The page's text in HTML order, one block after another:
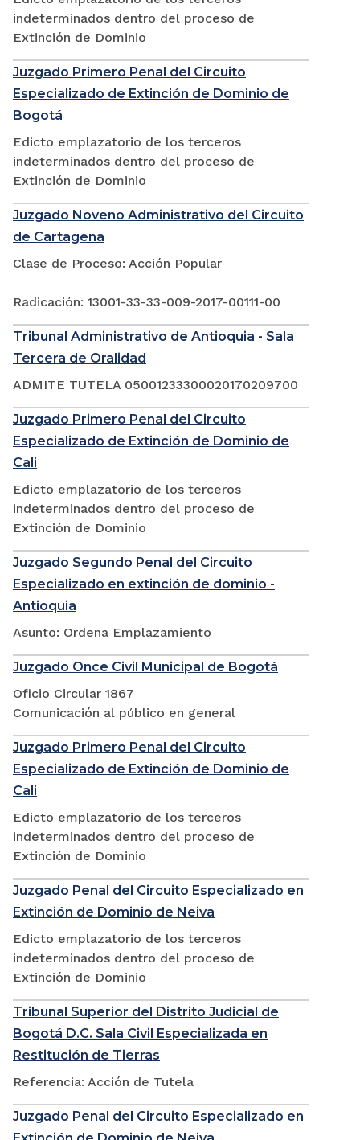
indeterminados dentro del proceso de
Extinción de Dominio
Juzgado Primero Penal del Circuito
Especializado de Extinción de Dominio de
Bogotá
Edicto emplazatorio de los terceros
indeterminados dentro del proceso de
Extinción de Dominio
Juzgado Noveno Administrativo del Circuito
de Cartagena
Clase de Proceso: Acción Popular
Radicación: 13001-33-33-009-2017-00111-00
Tribunal Administrativo de Antioquia - Sala
Tercera de Oralidad
ADMITE TUTELA 05001233300020170209700
Juzgado Primero Penal del Circuito
Especializado de Extinción de Dominio de
Cali
Edicto emplazatorio de los terceros
indeterminados dentro del proceso de
Extinción de Dominio
Juzgado Segundo Penal del Circuito
Especializado en extinción de dominio -
Antioquia
Asunto: Ordena Emplazamiento
Juzgado Once Civil Municipal de Bogotá
Oficio Circular 1867
Comunicación al público en general
Juzgado Primero Penal del Circuito
Especializado de Extinción de Dominio de
Cali
Edicto emplazatorio de los terceros
indeterminados dentro del proceso de
Extinción de Dominio
Juzgado Penal del Circuito Especializado en
Extinción de Dominio de Neiva
Edicto emplazatorio de los terceros
indeterminados dentro del proceso de
Extinción de Dominio
Tribunal Superior del Distrito Judicial de
Bogotá D.C. Sala Civil Especializada en
Restitución de Tierras
Referencia: Acción de Tutela
Juzgado Penal del Circuito Especializado en